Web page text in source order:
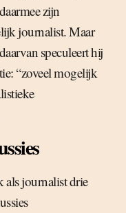
zijn
journalist. Maar
speculeert hij
“zoveel mogelijk
als journalist drie